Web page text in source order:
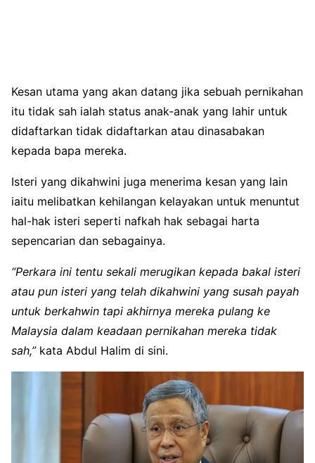
Kesan utama yang akan datang jika sebuah pernikahan
itu tidak sah ialah status anak-anak yang lahir untuk
didaftarkan tidak didaftarkan atau dinasabakan
kepada bapa mereka.
Isteri yang dikahwini juga menerima kesan yang lain
iaitu melibatkan kehilangan kelayakan untuk menuntut
hal-hak isteri seperti nafkah hak sebagai harta
sepencarian dan sebagainya.
“Perkara ini tentu sekali merugikan kepada bakal isteri
atau pun isteri yang telah dikahwini yang susah payah
untuk berkahwin tapi akhirnya mereka pulang ke
Malaysia dalam keadaan pernikahan mereka tidak
sah,”kata Abdul Halim di sini.